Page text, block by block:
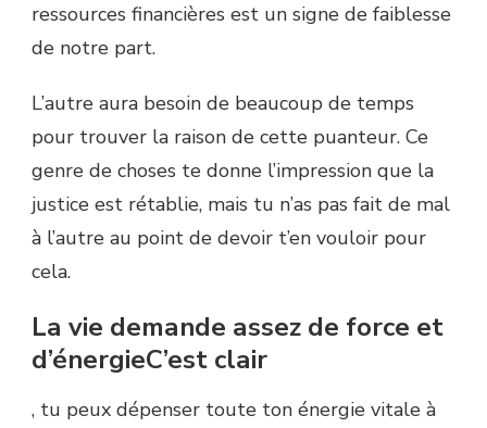
ressources financières est un signe de faiblesse
de notre part.
L’autre aura besoin de beaucoup de temps
pour trouver la raison de cette puanteur. Ce
genre de choses te donne l’impression que la
justice est rétablie, mais tu n’as pas fait de mal
à l’autre au point de devoir t’en vouloir pour
cela.
La vie demande assez de force et
d’énergieC’est clair
, tu peux dépenser toute ton énergie vitale à